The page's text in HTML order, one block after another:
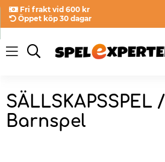
Fri frakt vid 600 kr
Öppet köp 30 dagar
SÄLLSKAPSSPEL /
Barnspel